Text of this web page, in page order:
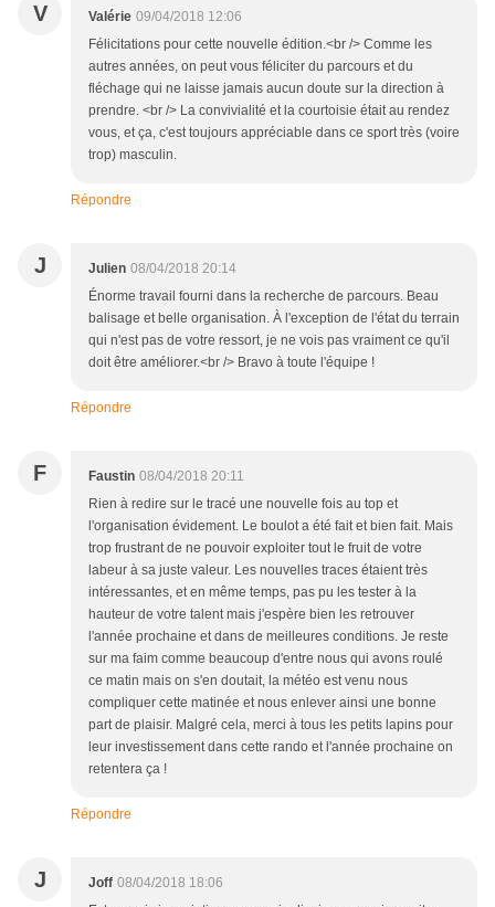
V Valérie 09/04/2018 12:06
Félicitations pour cette nouvelle édition.<br /> Comme les
autres années, on peut vous féliciter du parcours et du
fléchage qui ne laisse jamais aucun doute sur la direction à
prendre. <br /> La convivialité et la courtoisie était au rendez
vous, et ça, c'est toujours appréciable dans ce sport très (voire
trop) masculin.
Répondre
J Julien 08/04/2018 20:14
Énorme travail fourni dans la recherche de parcours. Beau
balisage et belle organisation. À l'exception de l'état du terrain
qui n'est pas de votre ressort, je ne vois pas vraiment ce qu'il
doit être améliorer.<br /> Bravo à toute l'équipe !
Répondre
F Faustin 08/04/2018 20:11
Rien à redire sur le tracé une nouvelle fois au top et
l'organisation évidement. Le boulot a été fait et bien fait. Mais
trop frustrant de ne pouvoir exploiter tout le fruit de votre
labeur à sa juste valeur. Les nouvelles traces étaient très
intéressantes, et en même temps, pas pu les tester à la
hauteur de votre talent mais j'espère bien les retrouver
l'année prochaine et dans de meilleures conditions. Je reste
sur ma faim comme beaucoup d'entre nous qui avons roulé
ce matin mais on s'en doutait, la météo est venu nous
compliquer cette matinée et nous enlever ainsi une bonne
part de plaisir. Malgré cela, merci à tous les petits lapins pour
leur investissement dans cette rando et l'année prochaine on
retentera ça !
Répondre
J Joff 08/04/2018 18:06